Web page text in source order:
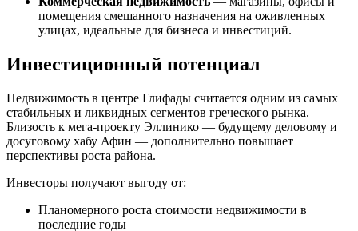
помещения смешанного назначения на оживленных
улицах, идеальные для бизнеса и инвестиций.
Инвестиционный потенциал
Недвижимость в центре Глифады считается одним из самых
стабильных и ликвидных сегментов греческого рынка.
Близость к мега-проекту Эллинико — будущему деловому и
досуговому хабу Афин — дополнительно повышает
перспективы роста района.
Инвесторы получают выгоду от:
Планомерного роста стоимости недвижимости в
последние годы